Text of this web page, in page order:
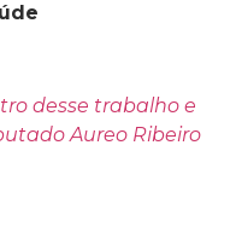
desse trabalho e
Aureo Ribeiro